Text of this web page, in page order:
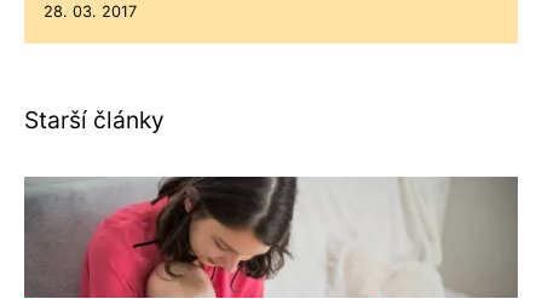
28. 03. 2017
Starší články